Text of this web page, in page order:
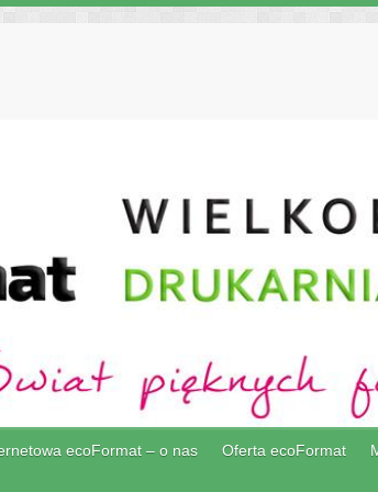
ecoFormat – o nas Oferta ecoFormat